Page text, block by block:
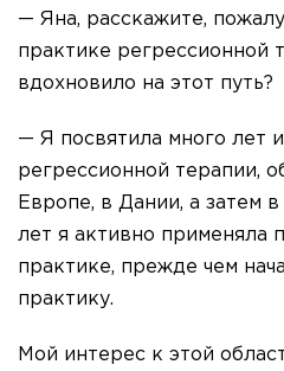
— Яна, расскажите,
практике регрессионной
вдохновило на этот путь?
— Я посвятила много лет
регрессионной терапии,
Европе, в Дании, а затем
лет я активно применяла
практике, прежде чем
практику.
Мой интерес к этой